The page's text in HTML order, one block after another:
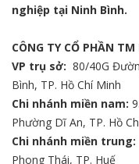
nghiệp tại Ninh Bình.
CÔNG TY CỔ PHẦN
VP trụ sở: 80/40G
Bình, TP. Hồ Chí Minh
Chi nhánh miền nam:
Phường Dĩ An, TP. Hồ
Chi nhánh miền trung:
Phong Thái, TP. Huế